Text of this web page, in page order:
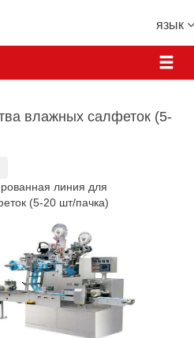
язык
влажных салфеток (5-
линия для
(5-20 шт/пачка)